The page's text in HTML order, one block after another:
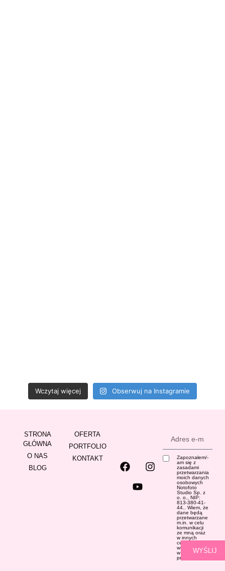
Wczytaj więcej Obserwuj na Instagramie
Zapoznałem/-
am się z
zasadami
przetwarzania
moich danych
osobowych
Notofoto
Studio Sp. z
o. o., NIP:
813-380-41-
44.. Wiem, że
dane będą
przetwarzane
m.in. w celu
komunikacji
ze mną oraz
w innych
celach
wskazanych
w
Polityce
prywatności
WYŚLIJ
OFERTA
PORTFOLIO
KONTAKT
STRONA
GŁÓWNA
O NAS
BLOG